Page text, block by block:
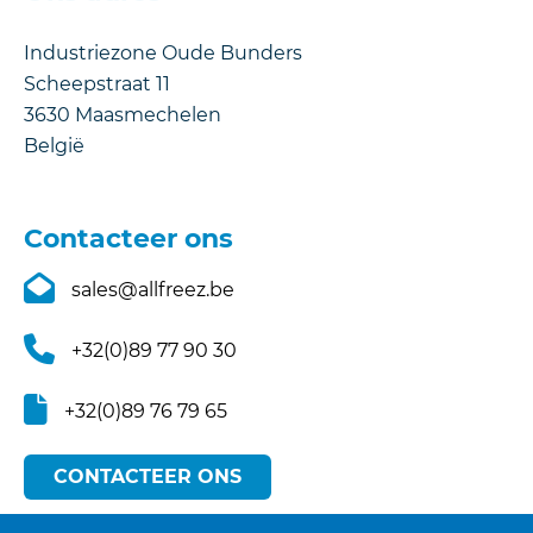
Industriezone Oude Bunders
Scheepstraat 11
3630 Maasmechelen
België
Contacteer ons
sales@allfreez.be
+32(0)89 77 90 30
+32(0)89 76 79 65
CONTACTEER ONS